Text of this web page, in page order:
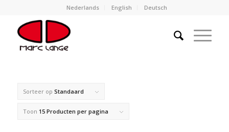
Nederlands English Deutsch
Sorteer op Standaard
Toon 15 Producten per pagina